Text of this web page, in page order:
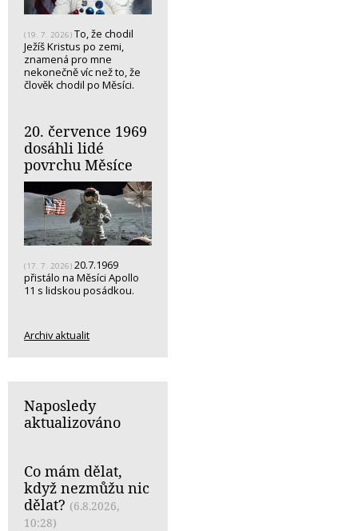
(19. 7. 2026) To, že chodil
Ježíš Kristus po zemi,
znamená pro mne
nekonečně víc než to, že
člověk chodil po Měsíci.
20. července 1969
dosáhli lidé
povrchu Měsíce
(17. 7. 2026) 20.7.1969
přistálo na Měsíci Apollo
11 s lidskou posádkou.
Archiv aktualit
Naposledy
aktualizováno
Co mám dělat,
když nezmůžu nic
dělat? (6.8.2026,
10:28)